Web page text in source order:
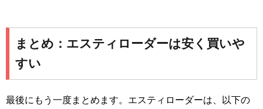
まとめ：エスティローダーは安く買いや
すい
最後にもう一度まとめます。エスティローダーは、以下の